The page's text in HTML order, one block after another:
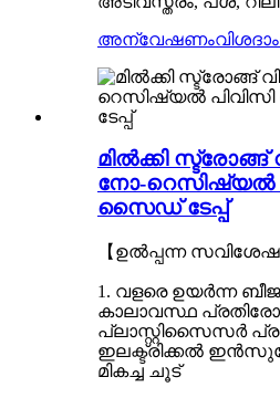
അന്വേഷണം
മിൽക്കി സ്ട്രോങ്ങ്
നോ-റെസിഷ്യൽ
സൈഡ് ടേപ്പ്
【ഉൽപ്പന്ന
1. വളരെ ഉയർന്ന
കാലാവസ്ഥ
പ്ലാസ്റ്റിസൈസർ
ഇലക്ട്രിക്കൽ
മികച്ച ചൂട്